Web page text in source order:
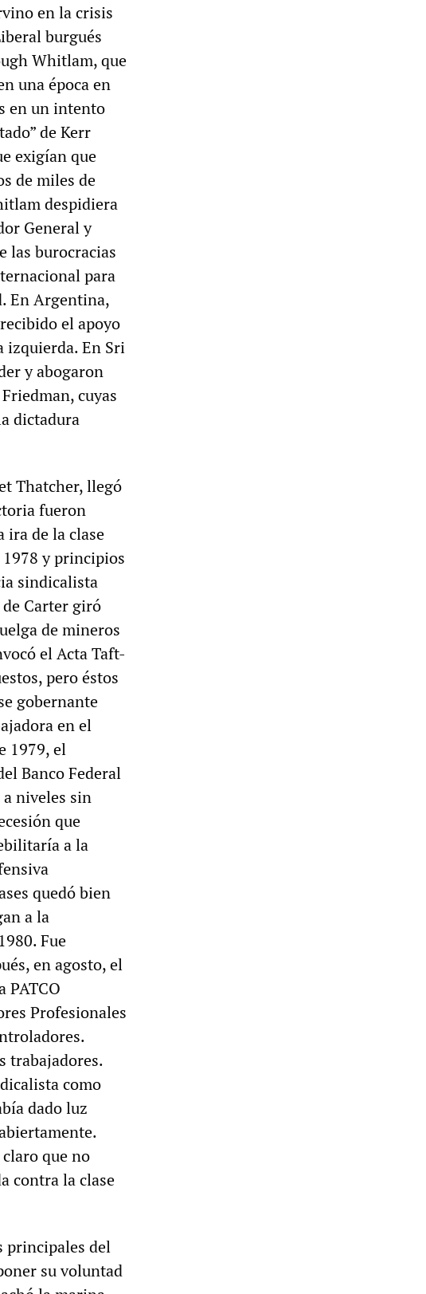
en la crisis
burgués
Whitlam, que
una época en
en un intento
de Kerr
exigían que
de miles de
despidiera
General y
las burocracias
para
En Argentina,
el apoyo
En Sri
y abogaron
cuyas
dictadura
Thatcher, llegó
fueron
ira de la clase
y principios
sindicalista
de Carter giró
de mineros
el Acta Taft-
pero éstos
gobernante
en el
1979, el
Banco Federal
niveles sin
que
a la
quedó bien
a la
Fue
en agosto, el
PATCO
Profesionales
trabajadores.
como
dado luz
que no
contra la clase
principales del
su voluntad